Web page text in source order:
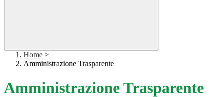
Home >
Amministrazione Trasparente
Amministrazione Trasparente